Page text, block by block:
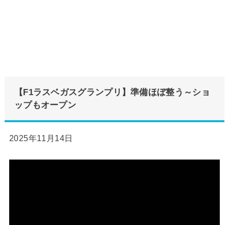
【F1ラスベガスグランプリ】準備ほぼ整う～ショ
ップもオープン
2025年11月14日